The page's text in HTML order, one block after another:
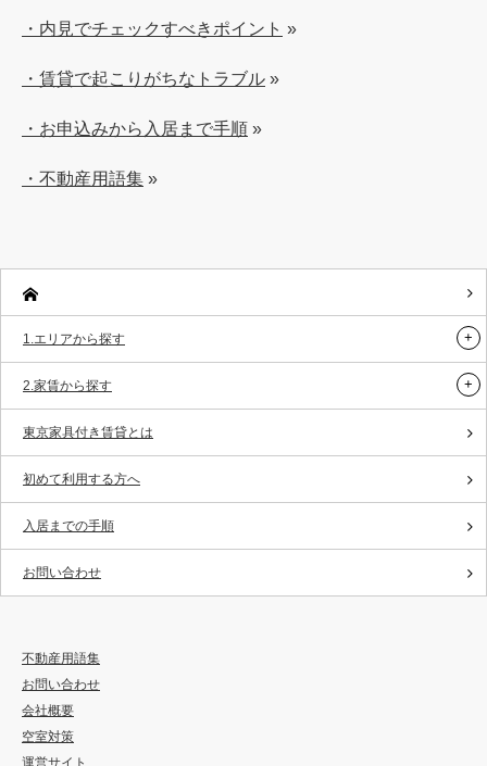
・内見でチェックすべきポイント »
・賃貸で起こりがちなトラブル »
・お申込みから入居まで手順 »
・不動産用語集 »
1.エリアから探す
2.家賃から探す
東京家具付き賃貸とは
初めて利用する方へ
入居までの手順
お問い合わせ
不動産用語集
お問い合わせ
会社概要
空室対策
運営サイト